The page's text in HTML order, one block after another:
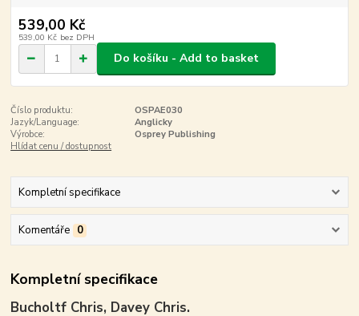
539,00 Kč
539,00 Kč bez DPH
Do košíku - Add to basket
Číslo produktu:
OSPAE030
Jazyk/Language:
Anglicky
Výrobce:
Osprey Publishing
Hlídat cenu / dostupnost
Kompletní specifikace
Komentáře 0
Kompletní specifikace
Bucholtf Chris, Davey Chris.